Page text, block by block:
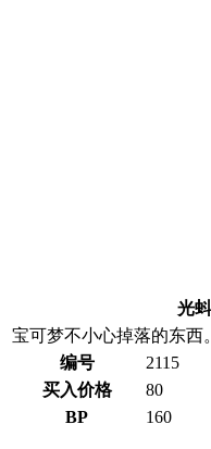
光
宝可梦不小心掉落的东西
编号
2115
买入价格
80
BP
160